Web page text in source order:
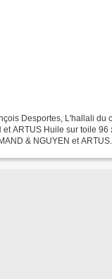
Desportes, L'hallali du
ARTUS Huile sur toile 96
& NGUYEN et